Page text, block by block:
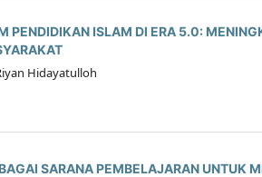
PENDIDIKAN ISLAM DI ERA 5.0:
Hidayatulloh
SARANA PEMBELAJARAN UNTUK